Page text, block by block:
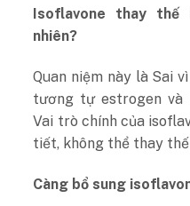
Isoflavone thay
nhiên?
Quan niệm này là Sai
tương tự estrogen và
Vai trò chính của
tiết, không thể thay
Càng bổ sung